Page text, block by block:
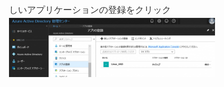
しいアプリケーションの登録をクリック